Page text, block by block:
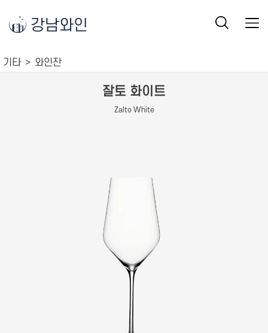
강남와인
기타 와인잔
잘토 화이트
Zalto White